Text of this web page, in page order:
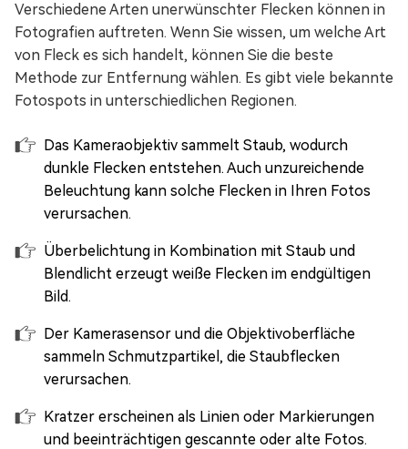
Verschiedene Arten unerwünschter Flecken können in
Fotografien auftreten. Wenn Sie wissen, um welche Art
von Fleck es sich handelt, können Sie die beste
Methode zur Entfernung wählen. Es gibt viele bekannte
Fotospots in unterschiedlichen Regionen.
Das Kameraobjektiv sammelt Staub, wodurch
dunkle Flecken entstehen. Auch unzureichende
Beleuchtung kann solche Flecken in Ihren Fotos
verursachen.
Überbelichtung in Kombination mit Staub und
Blendlicht erzeugt weiße Flecken im endgültigen
Bild.
Der Kamerasensor und die Objektivoberfläche
sammeln Schmutzpartikel, die Staubflecken
verursachen.
Kratzer erscheinen als Linien oder Markierungen
und beeinträchtigen gescannte oder alte Fotos.